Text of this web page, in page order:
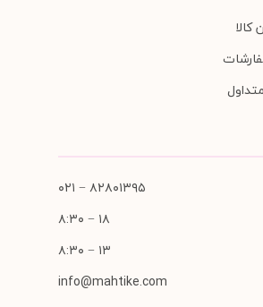
کالا
۸۲۸۰۱۳۹۵ − ۰۲۱
۱۸ − ۸:۳۰
۱۳ − ۸:۳۰
info@mahtike.com